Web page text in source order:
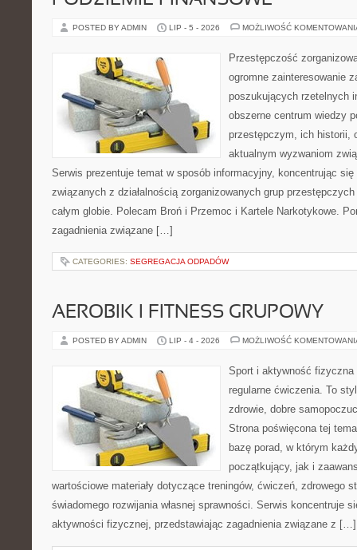
POSTED BY ADMIN LIP - 5 - 2026 MOŻLIWOŚĆ
Przestępczość
ogromne zainteresowanie
poszukujących rzetelnych
obszerne centrum wiedzy
przestępczym, ich historii,
aktualnym wyzwaniom
Serwis prezentuje temat w sposób informacyjny, koncentrując
związanych z działalnością zorganizowanych grup
całym globie. Polecam Broń i Przemoc i Kartele Narkotykowe.
zagadnienia związane […]
CATEGORIES: SEGREGACJA ODPADÓW
AEROBIK I FITNESS GRUPOWY
POSTED BY ADMIN LIP - 4 - 2026 MOŻLIWOŚĆ
Sport i aktywność
regularne ćwiczenia. To
zdrowie, dobre
Strona poświęcona tej
bazę porad, w którym
początkujący, jak i
wartościowe materiały dotyczące treningów, ćwiczeń, zdrowego
świadomego rozwijania własnej sprawności. Serwis koncentruje
aktywności fizycznej, przedstawiając zagadnienia związane z […]